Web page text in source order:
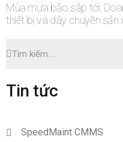
Mùa mưa bão sắp tới:
thiết bị và dây chuyền sản
Tin tức
SpeedMaint CMMS